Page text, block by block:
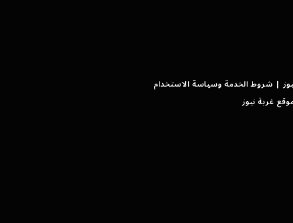
| شروط الخدمة وسياسة الاستخدام
غربة نيوز